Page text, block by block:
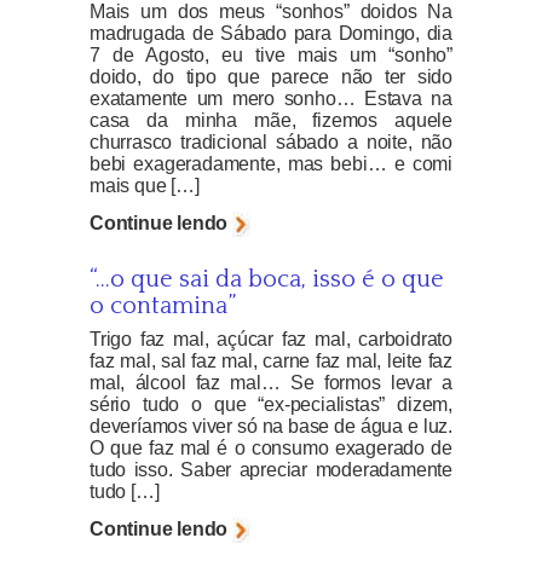
Mais um dos meus “sonhos” doidos Na
madrugada de Sábado para Domingo, dia
7 de Agosto, eu tive mais um “sonho”
doido, do tipo que parece não ter sido
exatamente um mero sonho… Estava na
casa da minha mãe, fizemos aquele
churrasco tradicional sábado a noite, não
bebi exageradamente, mas bebi… e comi
mais que […]
Continue lendo
“…o que sai da boca, isso é o que
o contamina”
Trigo faz mal, açúcar faz mal, carboidrato
faz mal, sal faz mal, carne faz mal, leite faz
mal, álcool faz mal… Se formos levar a
sério tudo o que “ex-pecialistas” dizem,
deveríamos viver só na base de água e luz.
O que faz mal é o consumo exagerado de
tudo isso. Saber apreciar moderadamente
tudo […]
Continue lendo